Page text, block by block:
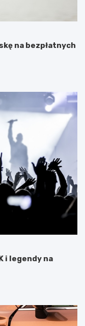
na bezpłatnych
i legendy na